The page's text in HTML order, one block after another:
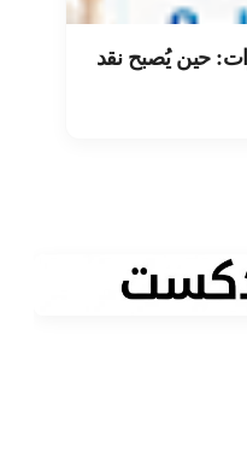
حين يُصبح نقد